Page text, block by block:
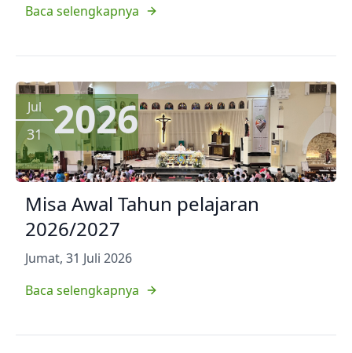
Baca selengkapnya
Jul
31 2026
Misa Awal Tahun pelajaran
2026/2027
Jumat, 31 Juli 2026
Baca selengkapnya